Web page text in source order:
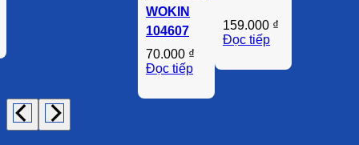
WOKIN
104607
70.000 ₫
Đọc tiếp
159.000 ₫
Đọc tiếp